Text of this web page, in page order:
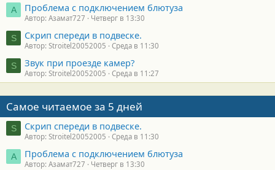
А Проблема с подключением блютуза
Автор: Азамат727 Четверг в 13:30
S Скрип спереди в подвеске.
Автор: Stroitel20052005 Среда в 11:30
S Звук при проезде камер?
Автор: Stroitel20052005 Среда в 11:27
Самое читаемое за 5 дней
S Скрип спереди в подвеске.
Автор: Stroitel20052005 Среда в 11:30
А Проблема с подключением блютуза
Автор: Азамат727 Четверг в 13:30